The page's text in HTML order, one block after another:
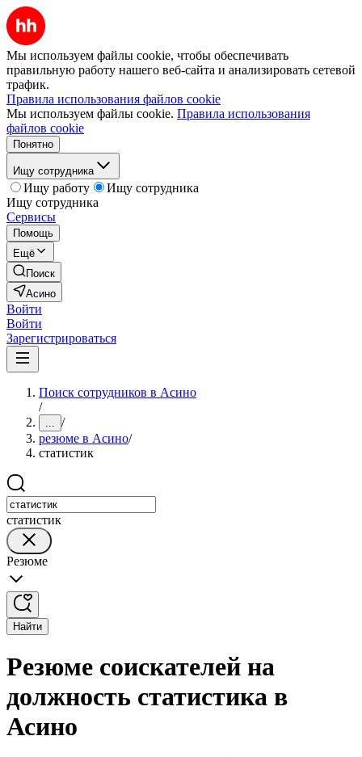
Мы используем файлы cookie, чтобы обеспечивать
правильную работу нашего веб-сайта и анализировать сетевой
трафик.
Правила использования файлов cookie
Мы используем файлы cookie. Правила использования
файлов cookie
Понятно
Ищу сотрудника
Ищу работу
Ищу сотрудника
Ищу сотрудника
Сервисы
Помощь
Ещё
Поиск
Асино
Войти
Войти
Зарегистрироваться
Поиск сотрудников в Асино
/
... /
резюме в Асино/
статистик
статистик
Резюме
Найти
Резюме соискателей на
должность статистика в
Асино